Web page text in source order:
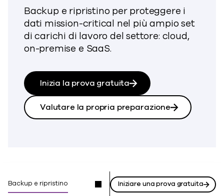
Backup e ripristino per proteggere i
dati mission-critical nel più ampio set
di carichi di lavoro del settore: cloud,
on-premise e SaaS.
Inizia la prova gratuita
Valutare la propria preparazione
Backup e ripristino Iniziare una prova gratuita